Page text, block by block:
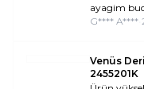
ayagim
G**** A****
Venüs
2455201K